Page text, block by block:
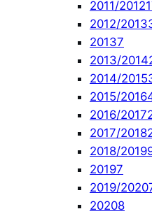
2011/2012
2012/2013
20137
2013/2014
2014/2015
2015/2016
2016/2017
2017/2018
2018/2019
20197
2019/2020
20208